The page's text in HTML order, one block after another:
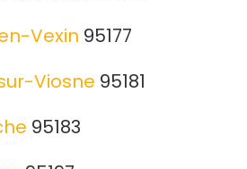
Vexin 95177
Viosne 95181
95183